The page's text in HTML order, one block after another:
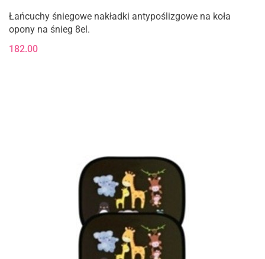
Łańcuchy śniegowe nakładki antypoślizgowe na koła
opony na śnieg 8el.
182.00